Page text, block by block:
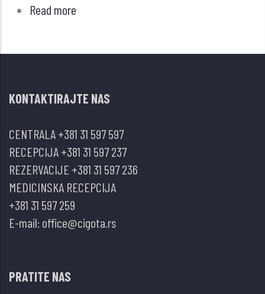
Read more
NODUSA
KONTAKTIRAJTE NAS
CENTRALA+381 31 597 597
RECEPCIJA+381 31 597 237
REZERVACIJE +381 31 597 236
MEDICINSKA RECEPCIJA
+381 31 597 259
E-mail: office@cigota.rs
PRATITE NAS